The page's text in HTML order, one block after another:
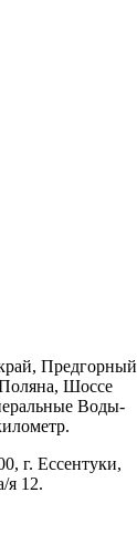
Предгорный
Шоссе
Воды-
г. Ессентуки,
я 12.